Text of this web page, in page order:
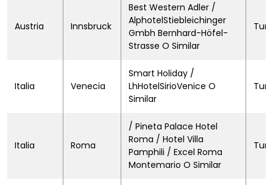
Austria Innsbruck
Best Western Adler /
AlphotelStiebleichinger
Gmbh Bernhard-Höfel-
Strasse O Similar
Italia Venecia
Smart Holiday /
LhHotelSirioVenice O
Similar
Italia Roma
/ Pineta Palace Hotel
Roma / Hotel Villa
Pamphili / Excel Roma
Montemario O Similar